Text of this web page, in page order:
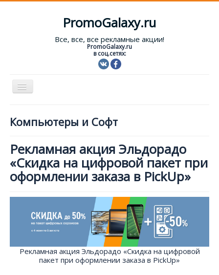
PromoGalaxy.ru
Все, все, все рекламные акции!
PromoGalaxy.ru
в соц.сетях:
Включить/
Текущие акции
Форум
Помощь
Компьютеры и Софт
Рекламная акция Эльдорадо
«Скидка на цифровой пакет при
оформлении заказа в PickUp»
Рекламная акция Эльдорадо «Скидка на цифровой
пакет при оформлении заказа в PickUp»